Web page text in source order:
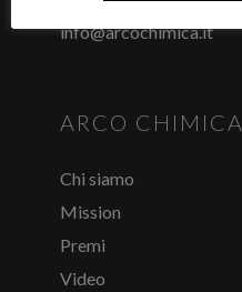
info@arcochimica.it
ARCO CHIMICA
Chi siamo
Mission
Premi
Video